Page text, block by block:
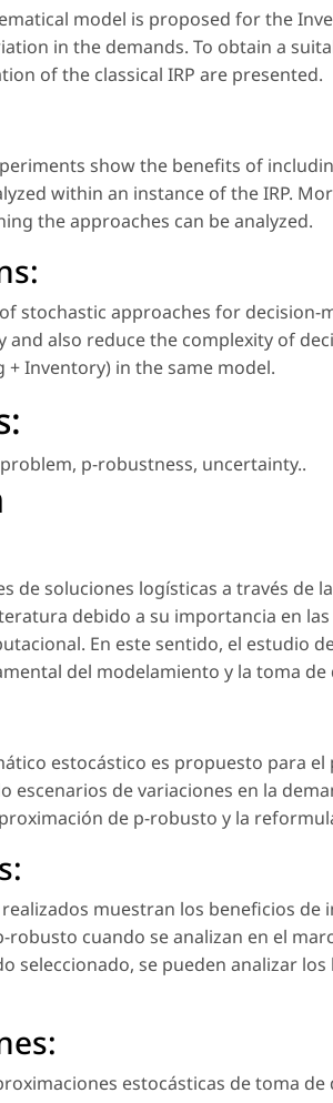
model is proposed for the
in the demands. To obtain a
of the classical IRP are presented.
show the benefits of
within an instance of the IRP.
the approaches can be analyzed.
stochastic approaches for decision-
and also reduce the complexity of
+ Inventory) in the same model.
, p-robustness, uncertainty..
de soluciones logísticas a través de
debido a su importancia en
En este sentido, el estudio
del modelamiento y la toma de
estocástico es propuesto para
escenarios de variaciones en la
de p-robusto y la
muestran los beneficios
cuando se analizan en el
seleccionado, se pueden analizar
estocásticas de toma